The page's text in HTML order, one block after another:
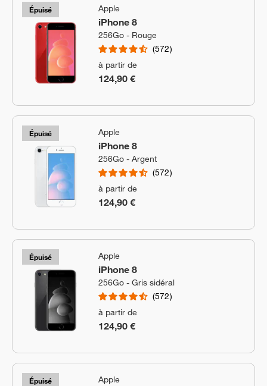
Épuisé Apple
iPhone 8
256Go - Rouge
572
à partir de
124,90 €
Épuisé Apple
iPhone 8
256Go - Argent
572
à partir de
124,90 €
Épuisé Apple
iPhone 8
256Go - Gris sidéral
572
à partir de
124,90 €
Épuisé Apple